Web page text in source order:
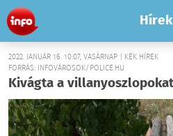
Hírek
2022. JANUÁR 16. 10:07, VASÁRNAP | KÉK HÍREK
FORRÁS: INFOVÁROSOK/POLICE.HU
Kivágta a